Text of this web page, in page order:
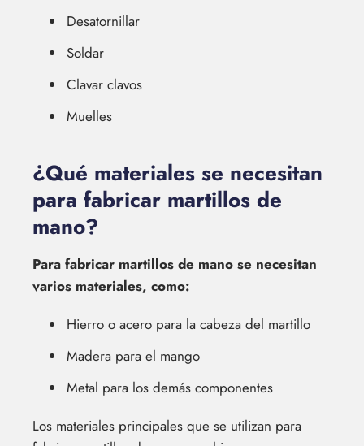
Desatornillar
Soldar
Clavar clavos
Muelles
¿Qué materiales se necesitan
para fabricar martillos de
mano?
Para fabricar martillos de mano se necesitan
varios materiales, como:
Hierro o acero para la cabeza del martillo
Madera para el mango
Metal para los demás componentes
Los materiales principales que se utilizan para